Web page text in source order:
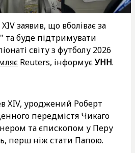
заявив, що вболіває за
буде підтримувати
світу з футболу 2026
Reuters, інформуєУНН.
XIV, уроджений Роберт
передмістя Чикаго
та єпископом у Перу
перш ніж стати Папою.